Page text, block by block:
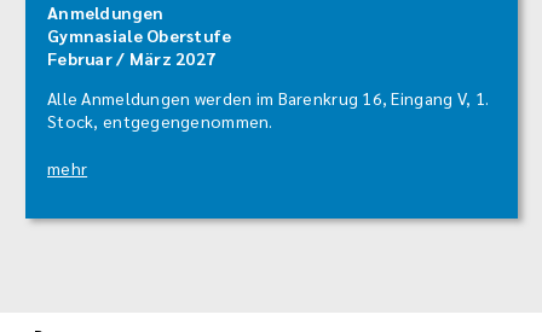
Anmeldungen
Gymnasiale Oberstufe
Februar / März 2027
Alle Anmeldungen werden im Barenkrug 16, Eingang V, 1.
Stock, entgegengenommen.
mehr